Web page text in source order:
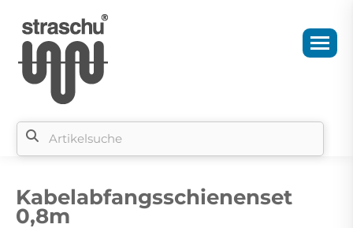
Kabelabfangsschienenset
0,8m